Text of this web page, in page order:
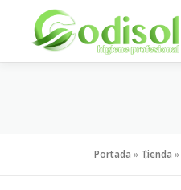
contenido
Portada » Tienda »